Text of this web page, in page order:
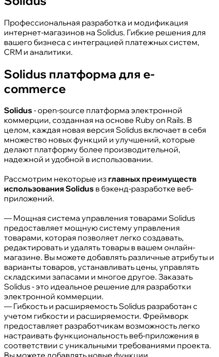
Профессиональная разработка и модификация
интернет-магазинов на Solidus. Гибкие решения для
вашего бизнеса с интеграцией платежных систем,
CRM и аналитики.
Solidus платформа для e-
commerce
Solidus - open-source платформа электронной
коммерции, созданная на основе Ruby on Rails. В
целом, каждая новая версия Solidus включает в себя
множество новых функций и улучшений, которые
делают платформу более производительной,
надежной и удобной в использовании.
Рассмотрим некоторые из главных преимуществ
использования Solidus в бэкенд-разработке веб-
приложений.
— Мощная система управления товарами Solidus
предоставляет мощную систему управления
товарами, которая позволяет легко создавать,
редактировать и удалять товары в вашем онлайн-
магазине. Вы можете добавлять различные атрибуты и
варианты товаров, устанавливать цены, управлять
складскими запасами и многое другое. Заказать
Solidus - это идеальное решение для разработки
электронной коммерции.
— Гибкость и расширяемость Solidus разработан с
учетом гибкости и расширяемости. Фреймворк
предоставляет разработчикам возможность легко
настраивать функциональность веб-приложения в
соответствии с уникальными требованиями проекта.